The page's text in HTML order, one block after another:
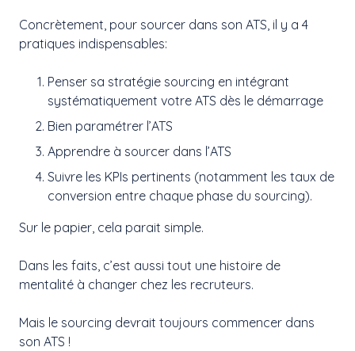
Concrètement, pour sourcer dans son ATS, il y a 4
pratiques indispensables:
Penser sa stratégie sourcing en intégrant
systématiquement votre ATS dès le démarrage
Bien paramétrer l’ATS
Apprendre à sourcer dans l’ATS
Suivre les KPIs pertinents (notamment les taux de
conversion entre chaque phase du sourcing).
Sur le papier, cela parait simple.
Dans les faits, c’est aussi tout une histoire de
mentalité à changer chez les recruteurs.
Mais le sourcing devrait toujours commencer dans
son ATS !